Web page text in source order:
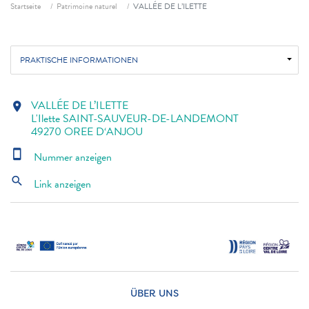
Startseite Patrimoine naturel VALLÉE DE L’ILETTE
PRAKTISCHE INFORMATIONEN
location_on VALLÉE DE L’ILETTE
L'Ilette SAINT-SAUVEUR-DE-LANDEMONT
49270 OREE D‘ANJOU
smartphone Nummer anzeigen
search Link anzeigen
ÜBER UNS